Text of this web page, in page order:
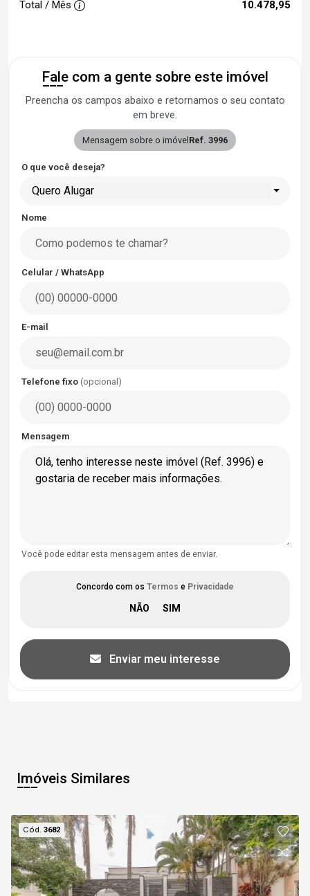
Total / Mês 10.478,95
Fale com a gente sobre este imóvel
Preencha os campos abaixo e retornamos o seu contato
em breve.
Mensagem sobre o imóvelRef. 3996
O que você deseja?
Quero Alugar
Nome
Celular / WhatsApp
E-mail
Telefone fixo (opcional)
Mensagem
Você pode editar esta mensagem antes de enviar.
Concordo com os Termos e Privacidade
Enviar meu interesse
Imóveis Similares
Cód.3682